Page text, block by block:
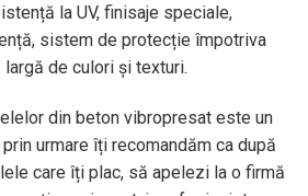
la UV, finisaje speciale,
sistem de protecție împotriva
de culori și texturi.
din beton vibropresat este un
urmare îți recomandăm ca după
care îți plac, să apelezi la o firmă